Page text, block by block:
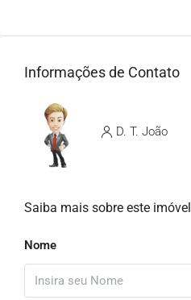
Informações de Contato
D. T. João
Saiba mais sobre este imóvel
Nome